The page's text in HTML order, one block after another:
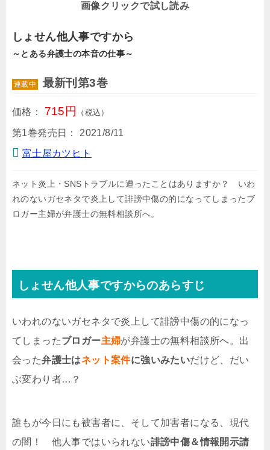
画像クリックで試し読み
しょせん他人事ですから
～とある弁護士の本音の仕事～
連載中 最新刊第3巻
価格： 715円 （税込）
第1巻発売日：
2021/8/11
富士屋カツヒト
ネット炎上・SNSトラブルに遭ったことはありますか？ いわ
れのないガセネタで炎上して誹謗中傷の的になってしまったブ
ロガー主婦が弁護士の無料相談所へ。
しょせん他人事ですからのあらすじ
いわれのないガセネタで炎上して誹謗中傷の的になっ
てしまったブロガー主婦が弁護士の無料相談所へ。出
会った弁護士はネット案件に強いみたいだけど、だい
ぶ変わり者…？
誰もが今日にも被害者に、そして加害者になる、現代
の闇！ 他人事ではいられない誹謗中傷＆情報開示請